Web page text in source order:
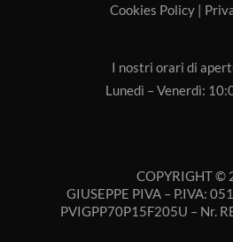
Cookies Policy |
I nostri orari di
Lunedì – Venerdì:
COPYRIGHT ©
GIUSEPPE PIVA – P.IVA:
PVIGPP70P15F205U – Nr.